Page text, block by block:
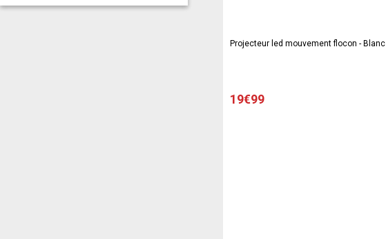
Projecteur led mouvement flocon - Blanc
19€99